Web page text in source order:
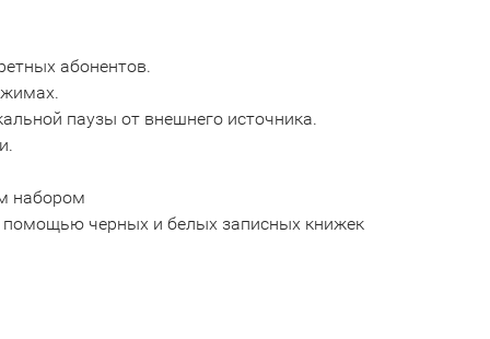
абонентов.
паузы от внешнего источника.
набором
помощью черных и белых записных книжек